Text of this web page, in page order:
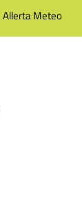
Allerta Meteo